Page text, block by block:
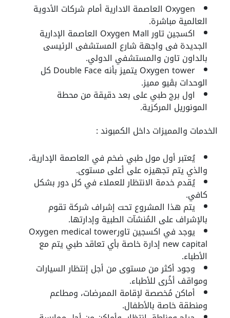
Oxygen العاصمة الادارية أمام شركات الأدوية
العالمية مباشرة.
اكسجين تاور Oxygen Mall العاصمة الإدارية
الجديدة فى واجهة شارع المستشفى الرئيسى
بالداون تاون والمستشفي الدولي.
Oxygen tower يتميز بأنه Double Face كل
الوحدات بڤيو مميز.
اول برج طبي على بعد دقيقة من محطة
المونوريل المركزية.
الخدمات والمميزات داخل الكمبوند :
يُعتبر أول مول طبي ضخم في العاصمة الإدارية،
والذي يتم تجهيزه على أعلى مستوى.
يُقدم خدمة الانتظار للعملاء في كل دور بشكل
كافي.
يتم هذا المشروع تحت إشراف شركة تقوم
بالإشراف على المُنشآت الطبية وإدارتها.
يوجد في اكسجين تاورOxygen medical tower
new capital إدارة خاصة بأي تعاقد طبي يتم مع
الأطباء.
وجود أكثر من مستوى من أجل إنتظار السيارات
ومواقف أخُرى للأطباء.
أماكن مُخصصة لإقامة الممرضات، ومطاعم
ومنطقة خاصة بالأطفال.